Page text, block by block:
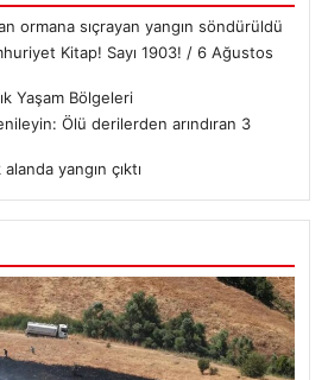
ormana sıçrayan yangın söndürüldü
Kitap! Sayı 1903! / 6 Ağustos
Yaşam Bölgeleri
Ölü derilerden arındıran 3
yangın çıktı